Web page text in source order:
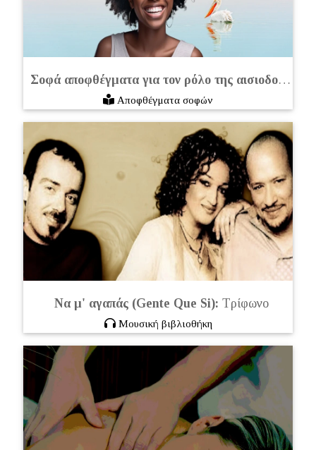
Σοφά αποφθέγματα για τον ρόλο της αισιοδοξίας στη ζωή μας
Αποφθέγματα σοφών
Να μ' αγαπάς (Gente Que Si): Τρίφωνο
Μουσική βιβλιοθήκη